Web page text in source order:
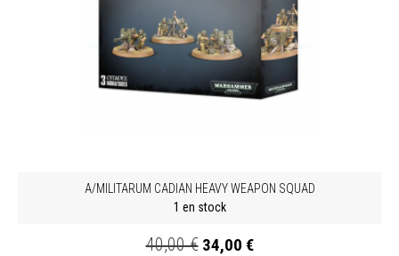
A/MILITARUM CADIAN HEAVY WEAPON SQUAD
1 en stock
40,00 € 34,00 €